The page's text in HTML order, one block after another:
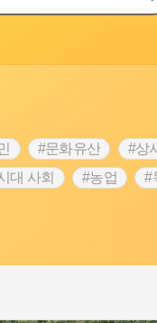
#문화유산 #상
대 사회 #농업 #
#어린이역사콘텐츠